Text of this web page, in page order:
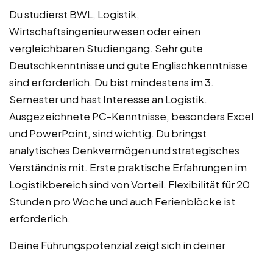
Du studierst BWL, Logistik,
Wirtschaftsingenieurwesen oder einen
vergleichbaren Studiengang. Sehr gute
Deutschkenntnisse und gute Englischkenntnisse
sind erforderlich. Du bist mindestens im 3.
Semester und hast Interesse an Logistik.
Ausgezeichnete PC-Kenntnisse, besonders Excel
und PowerPoint, sind wichtig. Du bringst
analytisches Denkvermögen und strategisches
Verständnis mit. Erste praktische Erfahrungen im
Logistikbereich sind von Vorteil. Flexibilität für 20
Stunden pro Woche und auch Ferienblöcke ist
erforderlich.
Deine Führungspotenzial zeigt sich in deiner